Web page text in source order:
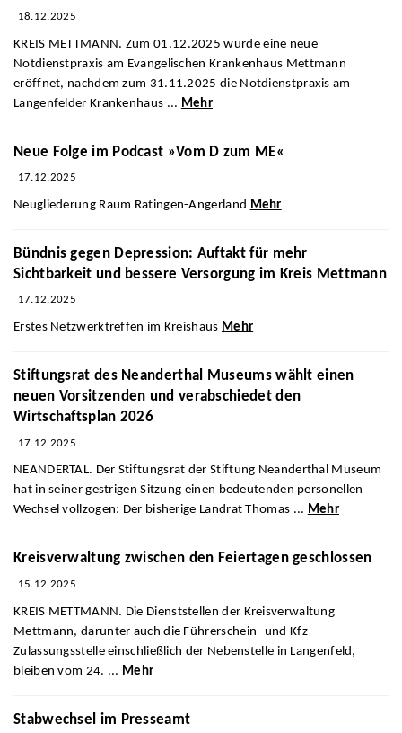
18.12.2025
KREIS METTMANN. Zum 01.12.2025 wurde eine neue
Notdienstpraxis am Evangelischen Krankenhaus Mettmann
eröffnet, nachdem zum 31.11.2025 die Notdienstpraxis am
Langenfelder Krankenhaus ... Mehr
Neue Folge im Podcast »Vom D zum ME«
17.12.2025
Neugliederung Raum Ratingen-Angerland Mehr
Bündnis gegen Depression: Auftakt für mehr
Sichtbarkeit und bessere Versorgung im Kreis Mettmann
17.12.2025
Erstes Netzwerktreffen im Kreishaus Mehr
Stiftungsrat des Neanderthal Museums wählt einen
neuen Vorsitzenden und verabschiedet den
Wirtschaftsplan 2026
17.12.2025
NEANDERTAL. Der Stiftungsrat der Stiftung Neanderthal Museum
hat in seiner gestrigen Sitzung einen bedeutenden personellen
Wechsel vollzogen: Der bisherige Landrat Thomas ... Mehr
Kreisverwaltung zwischen den Feiertagen geschlossen
15.12.2025
KREIS METTMANN. Die Dienststellen der Kreisverwaltung
Mettmann, darunter auch die Führerschein- und Kfz-
Zulassungsstelle einschließlich der Nebenstelle in Langenfeld,
bleiben vom 24. ... Mehr
Stabwechsel im Presseamt